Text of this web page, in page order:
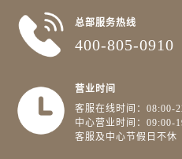
总部服务热线
400-805-0910
营业时间
客服在线时间：08:00-
中心营业时间：09:00-
客服及中心节假日不休